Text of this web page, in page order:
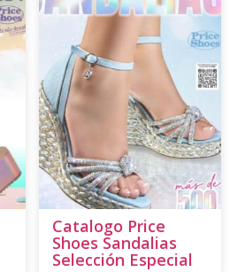
Catalogo Price
Shoes Sandalias
Selección Especial